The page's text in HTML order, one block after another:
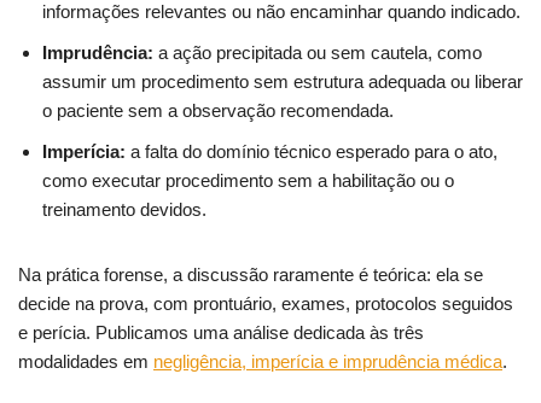
informações relevantes ou não encaminhar quando indicado.
Imprudência: a ação precipitada ou sem cautela, como
assumir um procedimento sem estrutura adequada ou liberar
o paciente sem a observação recomendada.
Imperícia: a falta do domínio técnico esperado para o ato,
como executar procedimento sem a habilitação ou o
treinamento devidos.
Na prática forense, a discussão raramente é teórica: ela se
decide na prova, com prontuário, exames, protocolos seguidos
e perícia. Publicamos uma análise dedicada às três
modalidades em negligência, imperícia e imprudência médica.